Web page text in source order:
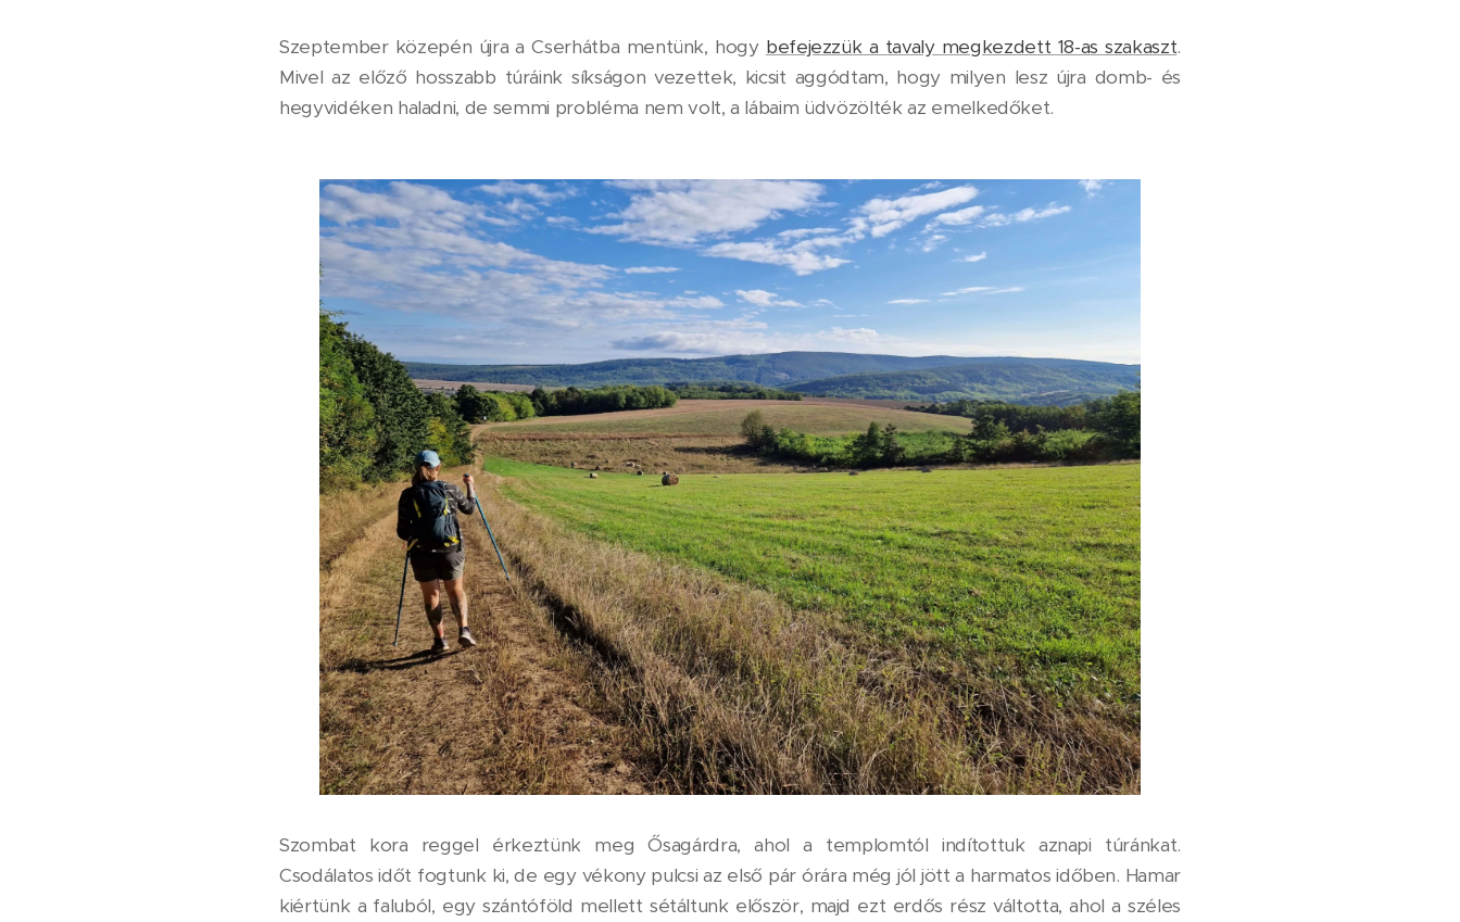
Szeptember közepén újra a Cserhátba mentünk, hogy befejezzük a tavaly megkezdett 18-as szakaszt.
Mivel az előző hosszabb túráink síkságon vezettek, kicsit aggódtam, hogy milyen lesz újra domb- és
hegyvidéken haladni, de semmi probléma nem volt, a lábaim üdvözölték az emelkedőket.
Szombat kora reggel érkeztünk meg Ősagárdra, ahol a templomtól indítottuk aznapi túránkat.
Csodálatos időt fogtunk ki, de egy vékony pulcsi az első pár órára még jól jött a harmatos időben. Hamar
kiértünk a faluból, egy szántóföld mellett sétáltunk először, majd ezt erdős rész váltotta, ahol a széles